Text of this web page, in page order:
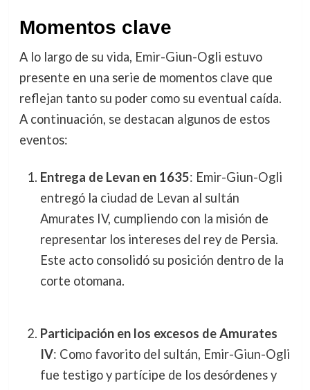
Momentos clave
A lo largo de su vida, Emir-Giun-Ogli estuvo
presente en una serie de momentos clave que
reflejan tanto su poder como su eventual caída.
A continuación, se destacan algunos de estos
eventos:
Entrega de Levan en 1635: Emir-Giun-Ogli
entregó la ciudad de Levan al sultán
Amurates IV, cumpliendo con la misión de
representar los intereses del rey de Persia.
Este acto consolidó su posición dentro de la
corte otomana.
Participación en los excesos de Amurates
IV: Como favorito del sultán, Emir-Giun-Ogli
fue testigo y partícipe de los desórdenes y